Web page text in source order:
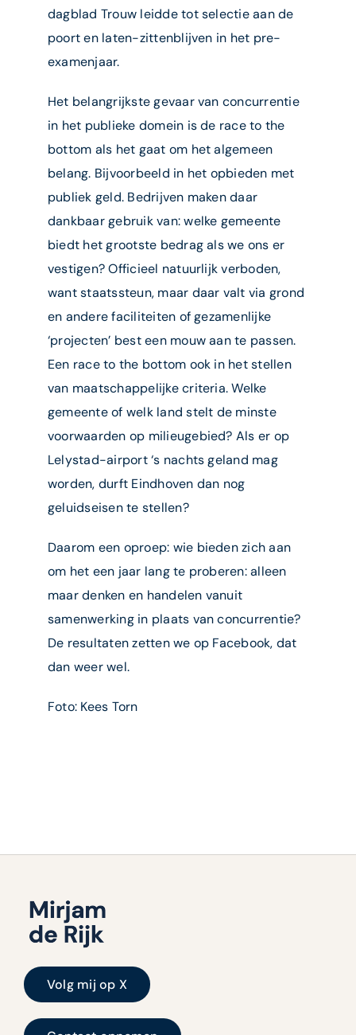
dagblad Trouw leidde tot selectie aan de
poort en laten-zittenblijven in het pre-
examenjaar.
Het belangrijkste gevaar van concurrentie
in het publieke domein is de race to the
bottom als het gaat om het algemeen
belang. Bijvoorbeeld in het opbieden met
publiek geld. Bedrijven maken daar
dankbaar gebruik van: welke gemeente
biedt het grootste bedrag als we ons er
vestigen? Officieel natuurlijk verboden,
want staatssteun, maar daar valt via grond
en andere faciliteiten of gezamenlijke
‘projecten’ best een mouw aan te passen.
Een race to the bottom ook in het stellen
van maatschappelijke criteria. Welke
gemeente of welk land stelt de minste
voorwaarden op milieugebied? Als er op
Lelystad-airport ‘s nachts geland mag
worden, durft Eindhoven dan nog
geluidseisen te stellen?
Daarom een oproep: wie bieden zich aan
om het een jaar lang te proberen: alleen
maar denken en handelen vanuit
samenwerking in plaats van concurrentie?
De resultaten zetten we op Facebook, dat
dan weer wel.
Foto: Kees Torn
Volg mij op X